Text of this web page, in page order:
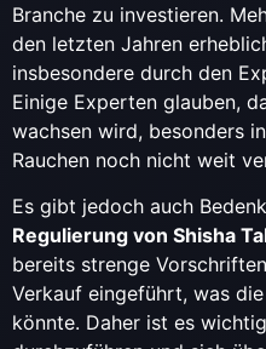
Branche zu investieren.
den letzten Jahren
insbesondere durch den
Einige Experten glauben,
wachsen wird, besonders
Rauchen noch nicht weit
Es gibt jedoch auch
Regulierung von Shisha
bereits strenge
Verkauf eingeführt, was
könnte. Daher ist es